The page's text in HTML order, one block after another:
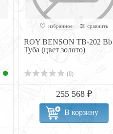
избранное сравнить
ROY BENSON ТВ-202 Bb
Туба (цвет золото)
(0)
255 568 ₽
В корзину